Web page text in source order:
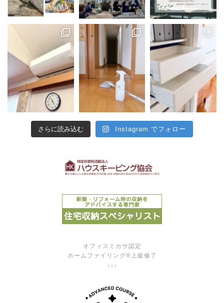
さらに読み込む Instagram でフォロー
オフィスミカサ認定
ホームファイリング®上級修了
↓↓↓